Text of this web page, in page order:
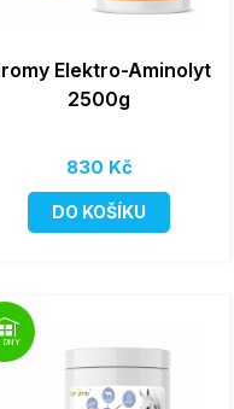
Elektro-Aminolyt
2500g
830 Kč
DO KOŠÍKU
DNY